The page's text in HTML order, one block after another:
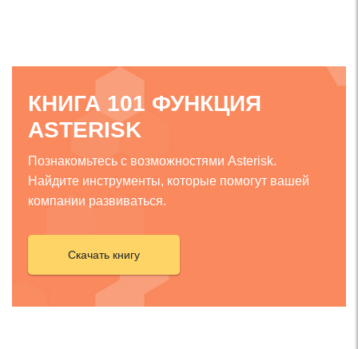
КНИГА 101 ФУНКЦИЯ
ASTERISK
Познакомьтесь с возможностями Asterisk.
Найдите инструменты, которые помогут вашей
компании развиваться.
Скачать книгу